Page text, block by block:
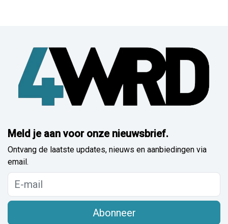
Meld je aan voor onze nieuwsbrief.
Ontvang de laatste updates, nieuws en aanbiedingen via
email.
Abonneer